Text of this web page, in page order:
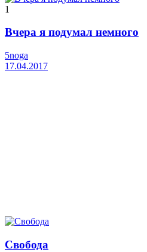
1
Вчера я подумал немного
5noga
17.04.2017
Свобода